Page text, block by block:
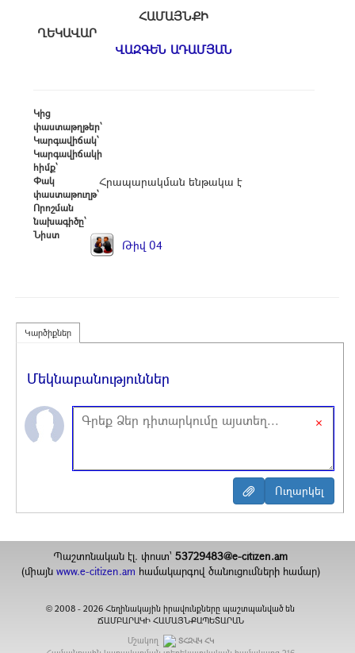
ՀԱՄԱՅՆՔԻ
ՂԵԿԱՎԱՐ
ՎԱԶԳԵՆ ԱԴԱՄՅԱՆ
Կից
փաստաթղթեր՝
Կարգավիճակ՝
Կարգավիճակի
հիմք՝
Փակ
փաստաթուղթ՝
Հրապարակման ենթակա է
Որոշման
նախագիծը՝
Նիստ
Թիվ 04
Կարծիքներ
Մեկնաբանություններ
×
Պաշտոնական էլ. փոստ`53729483@e-citizen.am
(միայն www.e-citizen.am համակարգով ծանուցումների համար)
© 2008 -2026 Հեղինակային իրավունքները պաշտպանված են
ՃԱՄԲԱՐԱԿԻ ՀԱՄԱՅՆՔԱՊԵՏԱՐԱՆ
Մշակող
ՏՀԶՎԿ ՀԿ